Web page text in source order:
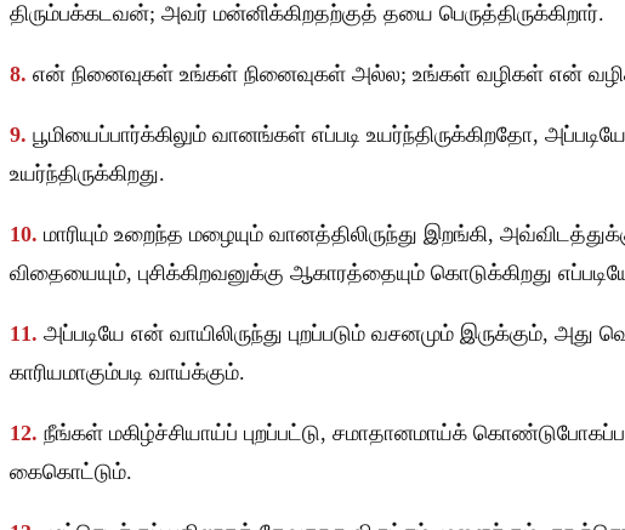
திரும்பக்கடவன்; அவர் மன்னிக்கிறதற்குத் தயை பெருத்திருக்கிறார்.
8. என் நினைவுகள் உங்கள் நினைவுகள் அல்ல; உங்கள் வழிகள் என்
9. பூமியைப்பார்க்கிலும் வானங்கள் எப்படி உயர்ந்திருக்கிறதோ,
உயர்ந்திருக்கிறது.
10. மாரியும் உறைந்த மழையும் வானத்திலிருந்து இறங்கி,
விதையையும், புசிக்கிறவனுக்கு ஆகாரத்தையும் கொடுக்கிறது
11. அப்படியே என் வாயிலிருந்து புறப்படும் வசனமும் இருக்கும்,
காரியமாகும்படி வாய்க்கும்.
12. நீங்கள் மகிழ்ச்சியாய்ப் புறப்பட்டு, சமாதானமாய்க்
கைகொட்டும்.